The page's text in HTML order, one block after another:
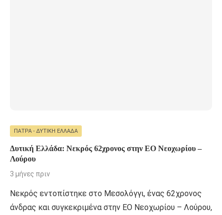
ΠΆΤΡΑ - ΔΥΤΙΚΉ ΕΛΛΆΔΑ
Δυτική Ελλάδα: Νεκρός 62χρονος στην ΕΟ Νεοχωρίου –
Λούρου
3 μήνες πριν
Νεκρός εντοπίστηκε στο Μεσολόγγι, ένας 62χρονος
άνδρας και συγκεκριμένα στην ΕΟ Νεοχωρίου – Λούρου,